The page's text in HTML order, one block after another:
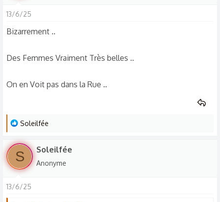
13/6/25
Bizarrement ..
Des Femmes Vraiment Très belles ..
On en Voit pas dans la Rue ..
L
s
r
é
c
Soleilfée
S Soleilfée
Anonyme
13/6/25